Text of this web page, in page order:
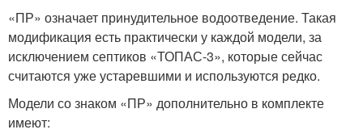
«ПР» означает принудительное водоотведение. Такая
модификация есть практически у каждой модели, за
исключением септиков «ТОПАС-3», которые сейчас
считаются уже устаревшими и используются редко.
Модели со знаком «ПР» дополнительно в комплекте
имеют: